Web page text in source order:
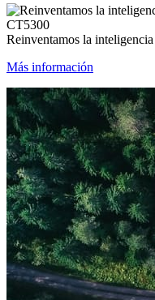
CT5300
Reinventamos la inteligencia
Más información